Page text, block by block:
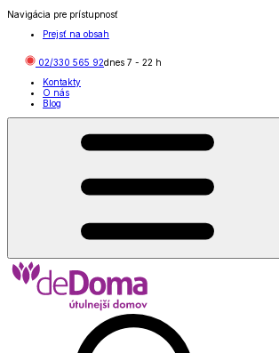
Navigácia pre prístupnosť
Prejsť na obsah
02/330 565 92dnes 7 - 22 h
Kontakty
O nás
Blog